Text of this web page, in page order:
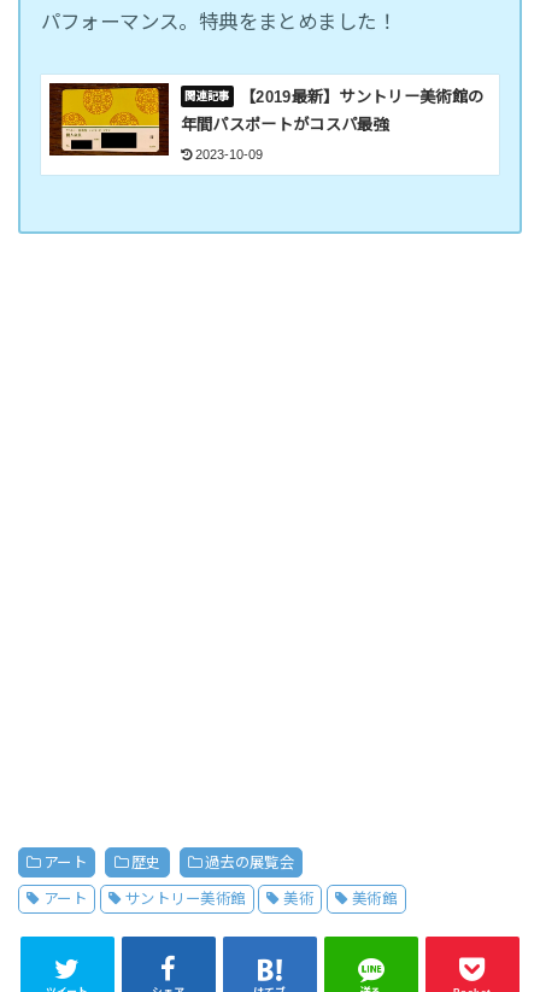
パフォーマンス。特典をまとめました！
【2019最新】サントリー美術館の
年間パスポートがコスパ最強
2023-10-09
アート 歴史 過去の展覧会
アート サントリー美術館 美術 美術館